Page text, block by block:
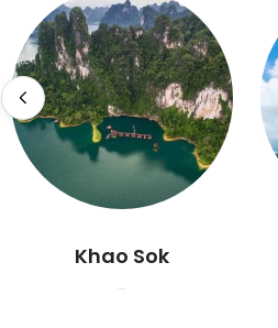
Khao Sok